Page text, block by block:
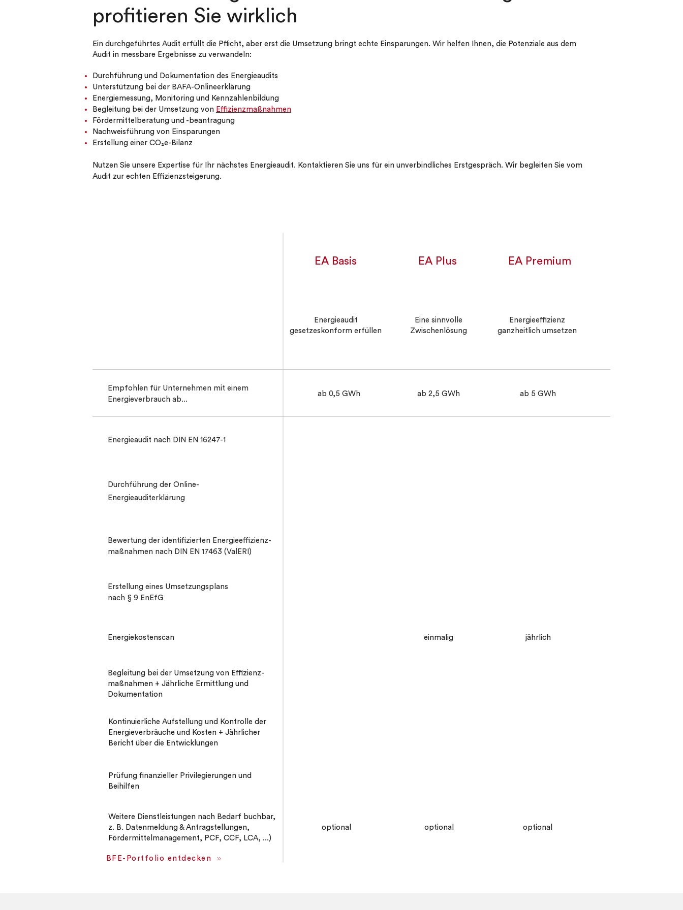
profitieren Sie wirklich
Ein durchgeführtes Audit erfüllt die Pflicht, aber erst die Umsetzung bringt echte Einsparungen. Wir helfen Ihnen, die Potenziale aus dem
Audit in messbare Ergebnisse zu verwandeln:
Durchführung und Dokumentation des Energieaudits
Unterstützung bei der BAFA-Onlineerklärung
Energiemessung, Monitoring und Kennzahlenbildung
Begleitung bei der Umsetzung von Effizienzmaßnahmen
Fördermittelberatung und -beantragung
Nachweisführung von Einsparungen
Erstellung einer CO₂e-Bilanz
Nutzen Sie unsere Expertise für Ihr nächstes Energieaudit. Kontaktieren Sie uns für ein unverbindliches Erstgespräch. Wir begleiten Sie vom
Audit zur echten Effizienzsteigerung.
EA Basis EA Plus EA Premium
Energieaudit
gesetzeskonform erfüllen
Eine sinnvolle
Zwischenlösung
Energieeffizienz
ganzheitlich umsetzen
Empfohlen für Unternehmen mit einem
Energieverbrauch ab...
ab 0,5 GWh ab 2,5 GWh ab 5 GWh
Energieaudit nach DIN EN 16247-1
Durchführung der Online-
Energieauditerklärung
Bewertung der identifizierten Energieeffizienz-
maßnahmen nach DIN EN 17463 (ValERI)
Erstellung eines Umsetzungsplans
nach § 9 EnEfG
Energiekostenscan
Begleitung bei der Umsetzung von Effizienz-
maßnahmen + Jährliche Ermittlung und
Dokumentation
Kontinuierliche Aufstellung und Kontrolle der
Energieverbräuche und Kosten + Jährlicher
Bericht über die Entwicklungen
einmalig jährlich
Prüfung finanzieller Privilegierungen und
Beihilfen
Weitere Dienstleistungen nach Bedarf buchbar,
z. B. Datenmeldung & Antragstellungen,
Fördermittelmanagement, PCF, CCF, LCA, ...)
optional optional optional
BFE-Portfolio entdecken